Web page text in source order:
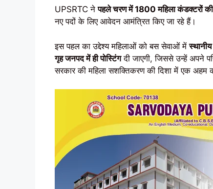
UPSRTC नेपहले चरण में 1800 महिला कंडक्टरों की
नए पदों के लिए आवेदन आमंत्रित किए जा रहे हैं।
इस पहल का उद्देश्य महिलाओं को बस सेवाओं में
गृह जनपद में ही पोस्टिंगदी जाएगी, जिससे उन्हें अपने
सरकार की महिला सशक्तिकरण की दिशा में एक अहम